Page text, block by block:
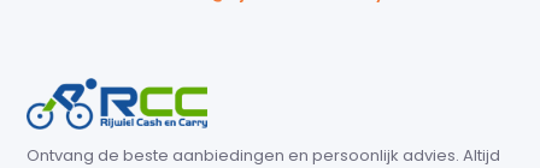
Ontvang de beste aanbiedingen en persoonlijk advies. Altijd